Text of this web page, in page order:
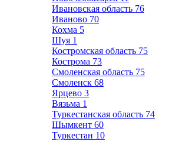
Ивановская область 76
Иваново 70
Кохма 5
Шуя 1
Костромская область 75
Кострома 73
Смоленская область 75
Смоленск 68
Ярцево 3
Вязьма 1
Туркестанская область 74
Шымкент 60
Туркестан 10